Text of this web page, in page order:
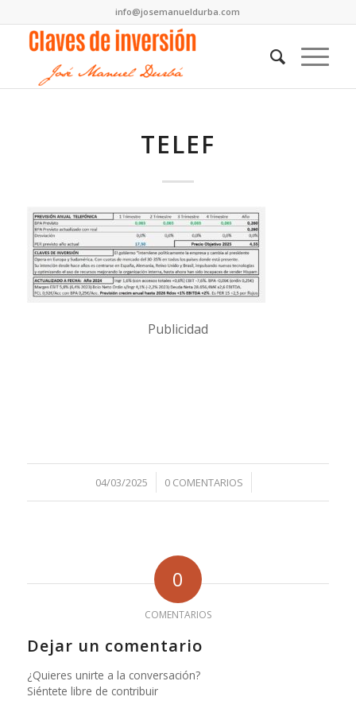
info@josemanueldurba.com
TELEF
Publicidad
04/03/2025
/ 0 COMENTARIOS
/
0
COMENTARIOS
Dejar un comentario
¿Quieres unirte a la conversación?
Siéntete libre de contribuir